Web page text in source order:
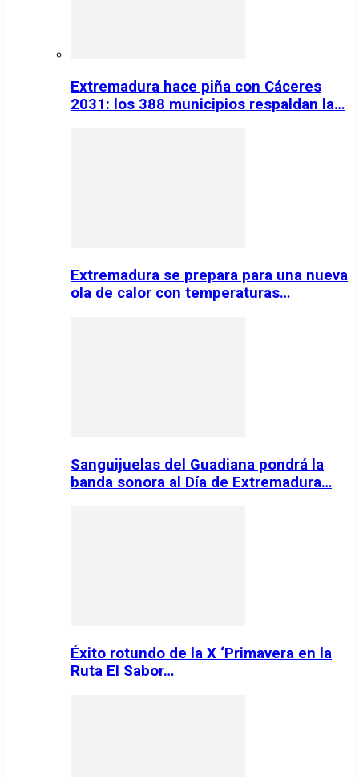
Extremadura hace piña con Cáceres
2031: los 388 municipios respaldan la…
Extremadura se prepara para una nueva
ola de calor con temperaturas…
Sanguijuelas del Guadiana pondrá la
banda sonora al Día de Extremadura…
Éxito rotundo de la X ‘Primavera en la
Ruta El Sabor…